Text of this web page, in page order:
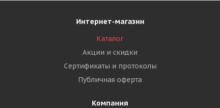
Интернет-магазин
Каталог
Акции и скидки
Сертификаты и протоколы
Публичная оферта
Компания